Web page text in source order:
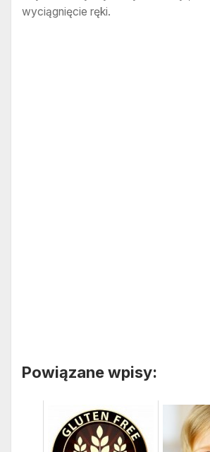
wyciągnięcie ręki.
Powiązane wpisy: